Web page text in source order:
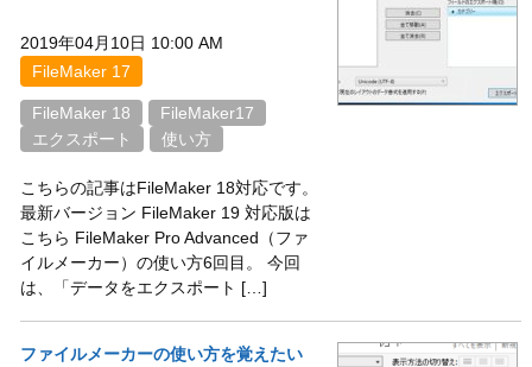
2019年04月10日 10:00 AM
FileMaker 17
FileMaker 18
FileMaker17
エクスポート
使い方
こちらの記事はFileMaker 18対応です。
最新バージョン FileMaker 19 対応版は
こちら FileMaker Pro Advanced（ファ
イルメーカー）の使い方6回目。 今回
は、「データをエクスポート […]
ファイルメーカーの使い方を覚えたい